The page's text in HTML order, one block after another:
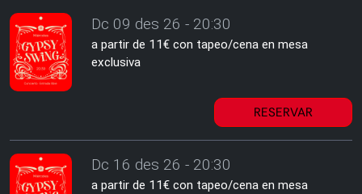
Dc 09 des 26 - 20:30
a partir de 11€ con tapeo/cena en mesa
exclusiva
RESERVAR
Dc 16 des 26 - 20:30
a partir de 11€ con tapeo/cena en mesa